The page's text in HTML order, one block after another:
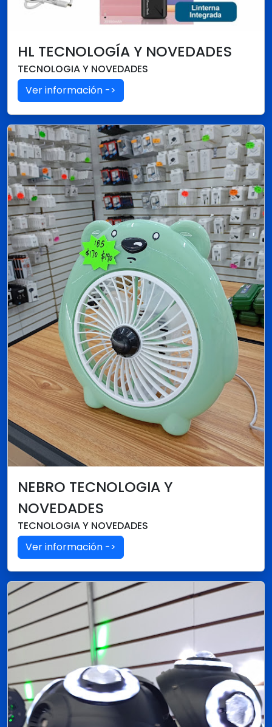
HL TECNOLOGÍA Y NOVEDADES
TECNOLOGIA Y NOVEDADES
Ver información ->
NEBRO TECNOLOGIA Y
NOVEDADES
TECNOLOGIA Y NOVEDADES
Ver información ->